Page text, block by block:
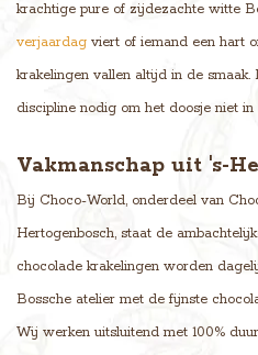
krachtige pure of zijdezachte witte
verjaardag viert of iemand een hart
krakelingen vallen altijd in de smaak.
discipline nodig om het doosje niet
Vakmanschap uit 's-
Bij Choco-World, onderdeel van
Hertogenbosch, staat de
chocolade krakelingen worden
Bossche atelier met de fijnste
Wij werken uitsluitend met 100%